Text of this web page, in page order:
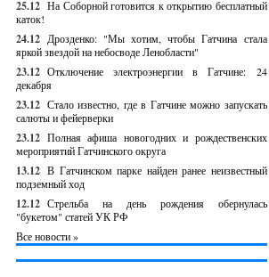
25.12 На Соборной готовится к открытию бесплатный
каток!
24.12 Дрозденко: "Мы хотим, чтобы Гатчина стала
яркой звездой на небосводе Ленобласти"
23.12 Отключение электроэнергии в Гатчине: 24
декабря
23.12 Стало известно, где в Гатчине можно запускать
салюты и фейерверки
23.12 Полная афиша новогодних и рождественских
мероприятий Гатчинского округа
13.12 В Гатчинском парке найден ранее неизвестный
подземный ход
12.12 Стрельба на день рождения обернулась
"букетом" статей УК РФ
Все новости »